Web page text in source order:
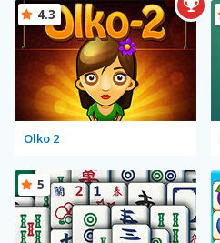
Olko 2
4.3
5